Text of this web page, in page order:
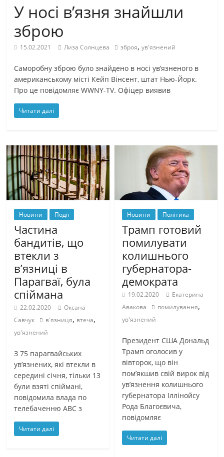
У носі в’язня знайшли
зброю
15.02.2021 Лиза Солнцева зброя,ув'язнений
Саморобну зброю було знайдено в носі ув’язненого в
американському місті Кейп Вінсент, штат Нью-Йорк.
Про це повідомляє WWNY-TV. Офіцер виявив
Читати далі
Новини Події
Частина
бандитів, що
втекли з
в’язниці в
Парагваї, була
спіймана
22.02.2020
Оксана
Савчук
в'язниця, втеча,
ув'язнений
З 75 парагвайських
ув’язнених, які втекли в
середині січня, тільки 13
були взяті спіймані,
повідомила влада по
телебаченню ABC з
Читати далі
Новини Політика
Трамп готовий
помилувати
колишнього
губернатора-
демократа
19.02.2020
Екатерина
Авакова
помилування,
ув'язнений
Президент США Дональд
Трамп оголосив у
вівторок, що він
пом’якшив свій вирок від
ув’язнення колишнього
губернатора Іллінойсу
Рода Благоєвича,
повідомляє
Читати далі